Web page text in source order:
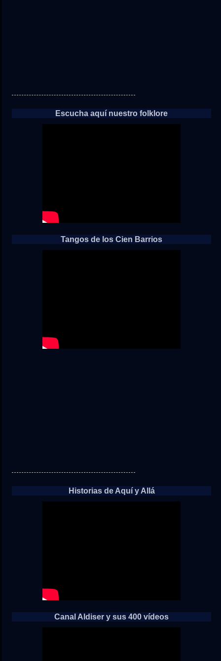
Escucha aquí nuestro folklore
Tangos de los Cien Barrios
Historias de Aquí y Allá
Canal Aldiser y sus 400 vídeos